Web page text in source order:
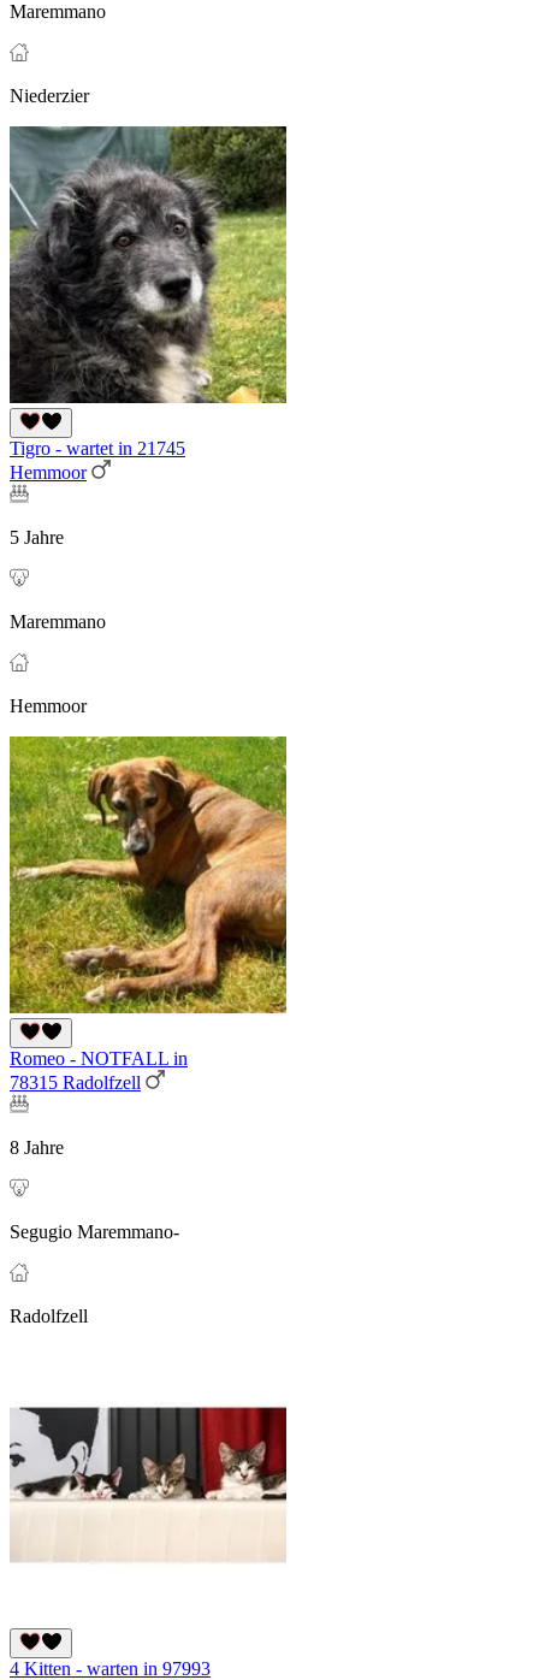
Maremmano
Niederzier
Tigro - wartet in 21745
Hemmoor
5 Jahre
Maremmano
Hemmoor
Romeo - NOTFALL in
78315 Radolfzell
8 Jahre
Segugio Maremmano-
Radolfzell
4 Kitten - warten in 97993